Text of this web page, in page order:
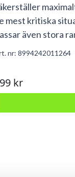
mest kritiska
även stora
nr: 8994242011264
kr